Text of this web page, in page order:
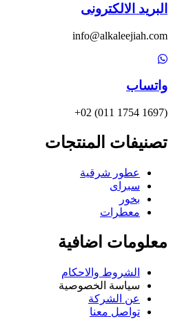
البريد الالكترونى
info@alkaleejiah.com
واتساب
(1697 1754 011) 02+
تصنيفات المنتجات
عطور شرقية
سبراى
بخور
معطرات
معلومات اضافية
الشروط والاحكام
سياسة الخصوصية
عن الشركة
تواصل معنا